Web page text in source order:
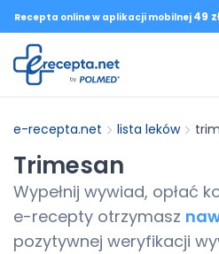
Recepta online w aplikacji mobilnej 49
e-recepta.net lista leków
Trimesan
Wypełnij wywiad, opłać
e-recepty otrzymasz
pozytywnej weryfikacji